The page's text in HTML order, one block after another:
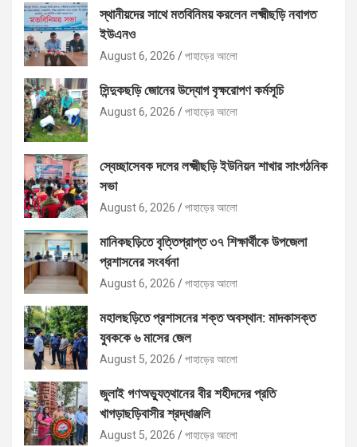
স্থানীয়দের সাথে মতবিনিময় করলেন লক্ষ্মীছড়ি নবাগত
ইউএনও
August 6, 2026 পাহাড়ের আলো
সিন্দুকছড়ি জোনের উদ্যোগ বৃক্ষরোপণ কর্মসূচি
August 6, 2026 পাহাড়ের আলো
স্বেচ্ছাসেবক দলের লক্ষ্মীছড়ি ইউনিয়ন শাখার সাংগঠনিক
সভা
August 6, 2026 পাহাড়ের আলো
মানিকছড়িতে বৃত্তিপ্রাপ্ত ৩৭ শিক্ষার্থীকে উপজেলা
প্রশাসনের সংবর্ধনা
August 6, 2026 পাহাড়ের আলো
মহালছড়িতে প্রশাসনের শক্ত অবস্থান: মাদকাসক্ত
যুবককে ৬ মাসের জেল
August 5, 2026 পাহাড়ের আলো
জুলাই গণঅভ্যুত্থানের বীর শহীদদের প্রতি
খাগড়াছড়িবাসীর শ্রদ্ধাঞ্জলি
August 5, 2026 পাহাড়ের আলো